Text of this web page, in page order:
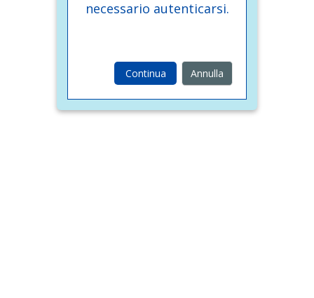
necessario autenticarsi.
Continua Annulla